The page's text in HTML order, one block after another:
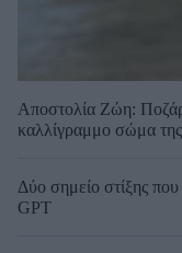
Αποστολία Ζώη:
καλλίγραμμο σώμα της
Δύο σημείο στίξης
GPT